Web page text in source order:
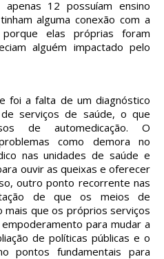
12 possuíam ensino
alguma conexão com a
elas próprias foram
alguém impactado pelo
foi a falta de um diagnóstico
serviços de saúde, o que
de automedicação. O
como demora no
nas unidades de saúde e
ouvir as queixas e oferecer
outro ponto recorrente nas
de que os meios de
mais que os próprios serviços
para mudar a
de políticas públicas e o
pontos fundamentais para